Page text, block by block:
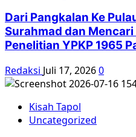
Dari Pangkalan Ke
Surahmad dan
Penelitian YPKP 1965
Redaksi Juli 17, 20260
Kisah Tapol
Uncategorized